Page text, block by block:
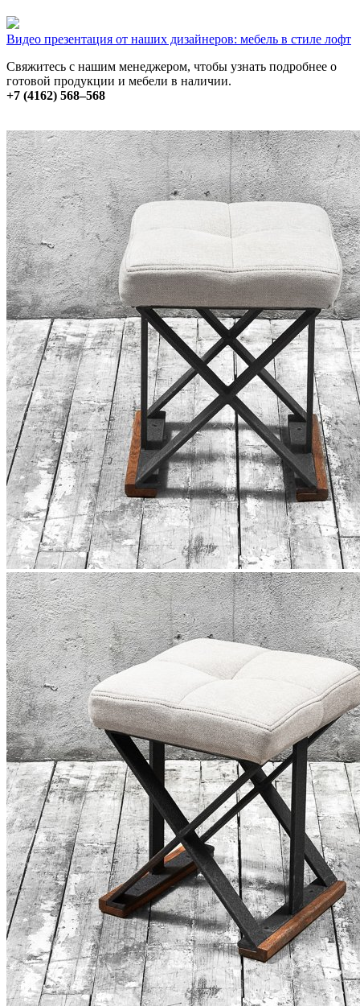
Видео презентация от наших дизайнеров: мебель в стиле лофт
Свяжитесь с нашим менеджером, чтобы узнать подробнее о
готовой продукции и мебели в наличии.
+7 (4162) 568–568